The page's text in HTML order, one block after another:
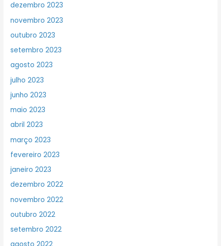
dezembro 2023
novembro 2023
outubro 2023
setembro 2023
agosto 2023
julho 2023
junho 2023
maio 2023
abril 2023
março 2023
fevereiro 2023
janeiro 2023
dezembro 2022
novembro 2022
outubro 2022
setembro 2022